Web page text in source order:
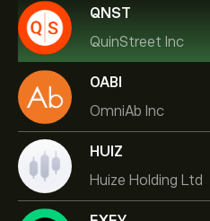
QNST
QuinStreet Inc
OABI
OmniAb Inc
HUIZ
Huize Holding Ltd